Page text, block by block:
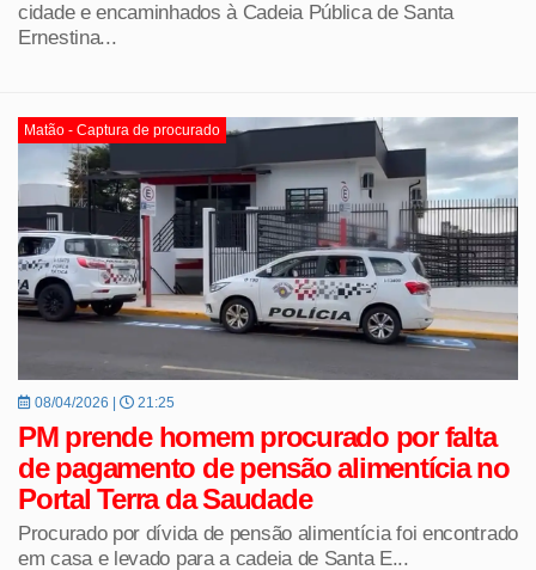
cidade e encaminhados à Cadeia Pública de Santa
Ernestina...
Matão - Captura de procurado
08/04/2026 | 21:25
PM prende homem procurado por falta
de pagamento de pensão alimentícia no
Portal Terra da Saudade
Procurado por dívida de pensão alimentícia foi encontrado
em casa e levado para a cadeia de Santa E...